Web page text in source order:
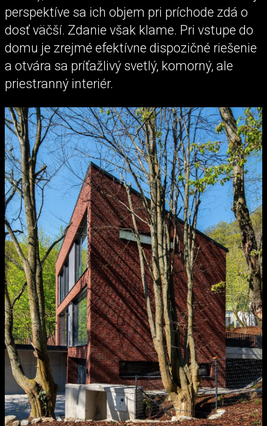
perspektíve sa ich objem pri príchode zdá o
dosť väčší. Zdanie však klame. Pri vstupe do
domu je zrejmé efektívne dispozičné riešenie
a otvára sa príťažlivý svetlý, komorný, ale
priestranný interiér.